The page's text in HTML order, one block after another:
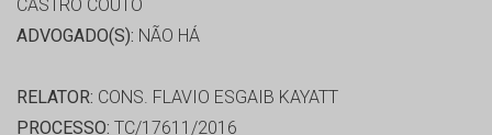
CASTRO COUTO
ADVOGADO(S): NÃO HÁ
RELATOR: CONS. FLAVIO ESGAIB KAYATT
PROCESSO: TC/17611/2016